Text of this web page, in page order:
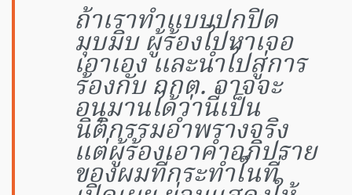
ถ้าเราทำแบบปกปิด
มุบมิบ ผู้ร้องไปหาเจอ
เอาเอง และนำไปสู่การ
ร้องกับ กกต. อาจจะ
อนุมานได้ว่านี่เป็น
นิติกรรมอำพรางจริง
แต่ผู้ร้องเอาคำอภิปราย
ของผมที่กระทำในที่